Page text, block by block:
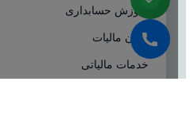
آموزش حسابداری
ایران مالیات
خدمات مالیاتی